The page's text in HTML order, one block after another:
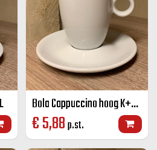
Bola Cappuccino hoog K+S 25 CL
€5,88p.st.